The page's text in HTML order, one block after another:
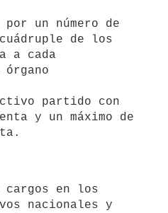
por un número de
de los
a cada
partido con
y un máximo de
cargos en los
nacionales y